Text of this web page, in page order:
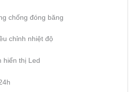
chống đóng băng
chỉnh nhiệt độ
hiển thị Led